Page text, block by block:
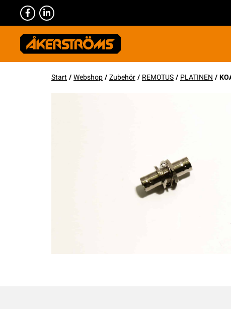
Start /Webshop/Zubehör/ REMOTUS/ PLATINEN /